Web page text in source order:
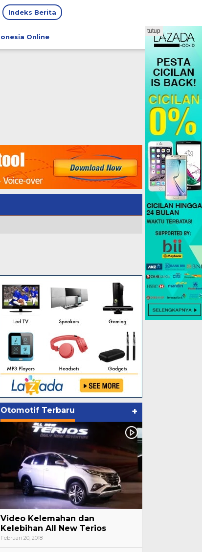
Indeks Berita
Online
tutup
Tersangka
Publik Desak
Polda Babel Usut Tuntas
Kasus 52,5 Ton Pasir Timah
Ilegal
Aksi Demo Penambang
Timah di Belitung
Mengemuka, Ketua Komisi
Dorong Perpres Segera
Otomotif Terbaru +
Video Kelemahan dan
Kelebihan All New Terios
Februari 20, 2018